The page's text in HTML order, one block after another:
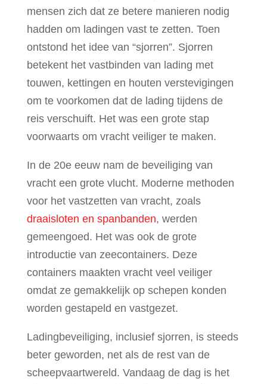
mensen zich dat ze betere manieren nodig
hadden om ladingen vast te zetten. Toen
ontstond het idee van “sjorren”. Sjorren
betekent het vastbinden van lading met
touwen, kettingen en houten verstevigingen
om te voorkomen dat de lading tijdens de
reis verschuift. Het was een grote stap
voorwaarts om vracht veiliger te maken.
In de 20e eeuw nam de beveiliging van
vracht een grote vlucht. Moderne methoden
voor het vastzetten van vracht, zoals
draaisloten en spanbanden, werden
gemeengoed. Het was ook de grote
introductie van zeecontainers. Deze
containers maakten vracht veel veiliger
omdat ze gemakkelijk op schepen konden
worden gestapeld en vastgezet.
Ladingbeveiliging, inclusief sjorren, is steeds
beter geworden, net als de rest van de
scheepvaartwereld. Vandaag de dag is het